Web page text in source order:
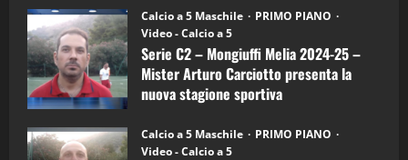
Calcio a 5 Maschile
PRIMO PIANO
Video - Calcio a 5
Serie C2 – Mongiuffi Melia 2024-25 –
Mister Arturo Carciotto presenta la
nuova stagione sportiva
Calcio a 5 Maschile
PRIMO PIANO
Video - Calcio a 5
5
“SportEmpire” in Podcast: 26^ Puntata
(Martedi 07 Aprile 2026)
08/04/2026
“SportEmpire” in Podcast: 30^ Puntata
(Martedi 05 Maggio 2026)